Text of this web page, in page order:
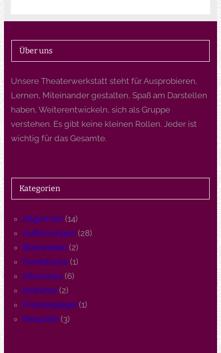
Über uns
Unsere Theaterwerkstatt steht für Ausprobieren,
Lernen, Miteinander gestalten, Spaß am Darstellen
haben, Weiterentwickeln, sich als Gruppe
verstehen. Es gibt keine kleinen Rollen. Jeder ist
wichtig für das Gesamte.
Kategorien
Allgemein (14)
Aufführungen (28)
Bühnenbau(2)
Fundstücke(1)
Interviews(6)
Kostüme(2)
Pressespiegel(1)
Requisite(3)